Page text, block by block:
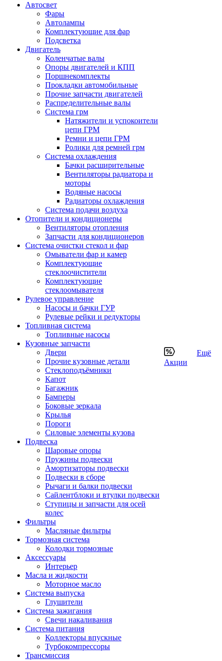
Автосвет
Фары
Автолампы
Комплектующие для фар
Подсветка
Двигатель
Коленчатые валы
Опоры двигателей и КПП
Поршнекомплекты
Прокладки автомобильные
Прочие запчасти двигателей
Распределительные валы
Система грм
Натяжители и успокоители
цепи ГРМ
Ремни и цепи ГРМ
Ролики для ремней грм
Система охлаждения
Бачки расширительные
Вентиляторы радиатора и
моторы
Водяные насосы
Радиаторы охлаждения
Система подачи воздуха
Отопители и кондиционеры
Вентиляторы отопления
Запчасти для кондиционеров
Система очистки стекол и фар
Омыватели фар и камер
Комплектующие
стеклоочистители
Комплектующие
стеклоомывателя
Рулевое управление
Насосы и бачки ГУР
Рулевые рейки и редукторы
Топливная система
Топливные насосы
Кузовные запчасти
Двери
Прочие кузовные детали
Стеклоподъёмники
Капот
Багажник
Бамперы
Боковые зеркала
Крылья
Пороги
Силовые элементы кузова
Подвеска
Шаровые опоры
Пружины подвески
Амортизаторы подвески
Подвески в сборе
Рычаги и балки подвески
Сайлентблоки и втулки подвески
Ступицы и запчасти для осей
колес
Фильтры
Масляные фильтры
Тормозная система
Колодки тормозные
Аксессуары
Интерьер
Масла и жидкости
Моторное масло
Система выпуска
Глушители
Система зажигания
Свечи накаливания
Система питания
Коллекторы впускные
Турбокомпрессоры
Трансмиссия
Акции
Ещё